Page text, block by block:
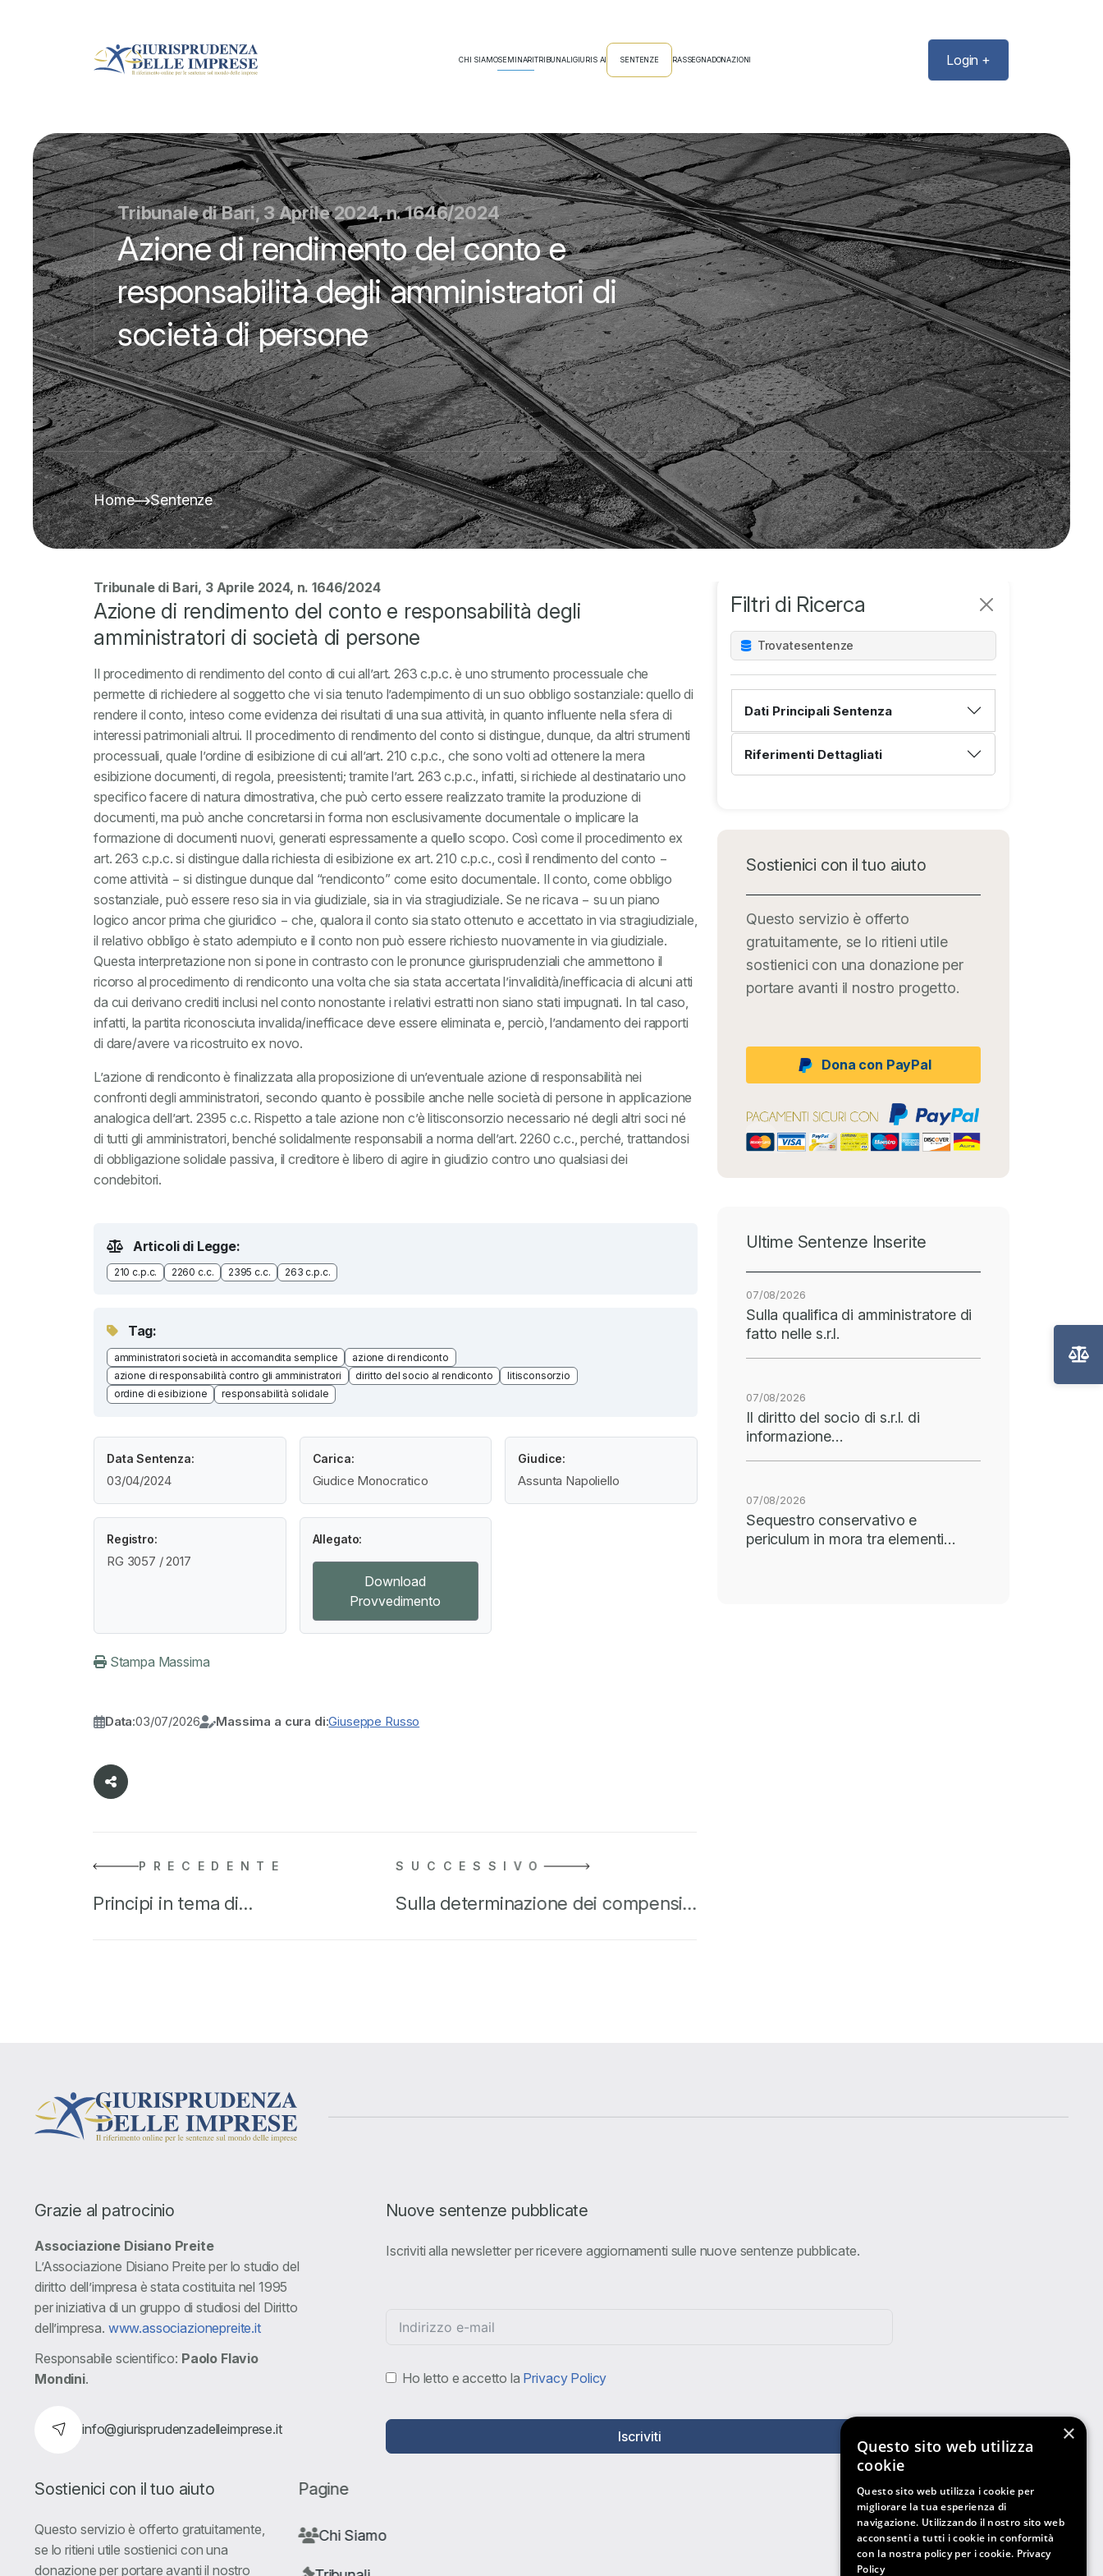
CHI SIAMOSEMINARITRIBUNALIGIURIS AI SENTENZE RASSEGNADONAZIONI Login +
Tribunale di Bari, 3 Aprile 2024, n. 1646/2024
Azione di rendimento del conto e
responsabilità degli amministratori di
società di persone
Home Sentenze
Tribunale di Bari, 3 Aprile 2024, n. 1646/2024
Azione di rendimento del conto e responsabilità degli
amministratori di società di persone
Il procedimento di rendimento del conto di cui all’art. 263 c.p.c. è uno strumento processuale che
permette di richiedere al soggetto che vi sia tenuto l’adempimento di un suo obbligo sostanziale: quello di
rendere il conto, inteso come evidenza dei risultati di una sua attività, in quanto influente nella sfera di
interessi patrimoniali altrui. Il procedimento di rendimento del conto si distingue, dunque, da altri strumenti
processuali, quale l’ordine di esibizione di cui all’art. 210 c.p.c., che sono volti ad ottenere la mera
esibizione documenti, di regola, preesistenti; tramite l’art. 263 c.p.c., infatti, si richiede al destinatario uno
specifico facere di natura dimostrativa, che può certo essere realizzato tramite la produzione di
documenti, ma può anche concretarsi in forma non esclusivamente documentale o implicare la
formazione di documenti nuovi, generati espressamente a quello scopo. Così come il procedimento ex
art. 263 c.p.c. si distingue dalla richiesta di esibizione ex art. 210 c.p.c., così il rendimento del conto −
come attività − si distingue dunque dal “rendiconto” come esito documentale. Il conto, come obbligo
sostanziale, può essere reso sia in via giudiziale, sia in via stragiudiziale. Se ne ricava − su un piano
logico ancor prima che giuridico − che, qualora il conto sia stato ottenuto e accettato in via stragiudiziale,
il relativo obbligo è stato adempiuto e il conto non può essere richiesto nuovamente in via giudiziale.
Questa interpretazione non si pone in contrasto con le pronunce giurisprudenziali che ammettono il
ricorso al procedimento di rendiconto una volta che sia stata accertata l’invalidità/inefficacia di alcuni atti
da cui derivano crediti inclusi nel conto nonostante i relativi estratti non siano stati impugnati. In tal caso,
infatti, la partita riconosciuta invalida/inefficace deve essere eliminata e, perciò, l’andamento dei rapporti
di dare/avere va ricostruito ex novo.
L’azione di rendiconto è finalizzata alla proposizione di un’eventuale azione di responsabilità nei
confronti degli amministratori, secondo quanto è possibile anche nelle società di persone in applicazione
analogica dell’art. 2395 c.c. Rispetto a tale azione non c’è litisconsorzio necessario né degli altri soci né
di tutti gli amministratori, benché solidalmente responsabili a norma dell’art. 2260 c.c., perché, trattandosi
di obbligazione solidale passiva, il creditore è libero di agire in giudizio contro uno qualsiasi dei
condebitori.
Articoli di Legge:
210 c.p.c. 2260 c.c. 2395 c.c. 263 c.p.c.
Tag:
amministratori società in accomandita semplice
azione di rendiconto
azione di responsabilità contro gli amministratori
diritto del socio al rendiconto
litisconsorzio
ordine di esibizione
responsabilità solidale
Data Sentenza:
03/04/2024
Carica:
Giudice Monocratico
Giudice:
Assunta Napoliello
Registro:
RG 3057 / 2017
Allegato:
Download
Provvedimento
Stampa Massima
Data:03/07/2026 Massima a cura di:Giuseppe Russo
PRECEDENTE
Principi in tema di…
SUCCESSIVO
Sulla determinazione dei compensi…
Filtri di Ricerca
Trovatesentenze
Dati Principali Sentenza
Riferimenti Dettagliati
Sostienici con il tuo aiuto
Questo servizio è offerto
gratuitamente, se lo ritieni utile
sostienici con una donazione per
portare avanti il nostro progetto.
Dona con PayPal
Ultime Sentenze Inserite
07/08/2026
Sulla qualifica di amministratore di
fatto nelle s.r.l.
07/08/2026
Il diritto del socio di s.r.l. di
informazione…
07/08/2026
Sequestro conservativo e
periculum in mora tra elementi…
Grazie al patrocinio
Associazione Disiano Preite
L’Associazione Disiano Preite per lo studio del
diritto dell’impresa è stata costituita nel 1995
per iniziativa di un gruppo di studiosi del Diritto
dell’impresa. www.associazionepreite.it
Responsabile scientifico: Paolo Flavio
Mondini.
info@giurisprudenzadelleimprese.it
Nuove sentenze pubblicate
Iscriviti alla newsletter per ricevere aggiornamenti sulle nuove sentenze pubblicate.
Ho letto e accetto la Privacy Policy
Iscriviti
Sostienici con il tuo aiuto
Questo servizio è offerto gratuitamente,
se lo ritieni utile sostienici con una
donazione per portare avanti il nostro
Pagine
Chi Siamo
×
Questo sito web utilizza
cookie
Questo sito web utilizza i cookie per
migliorare la tua esperienza di
navigazione. Utilizzando il nostro sito web
acconsenti a tutti i cookie in conformità
con la nostra policy per i cookie. Privacy
Policy